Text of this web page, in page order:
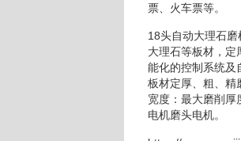
票、火车票等。
18头自动大理石
大理石等板材，定
能化的控制系统及
板材定厚、粗、精
宽度：最大磨削厚
电机磨头电机。